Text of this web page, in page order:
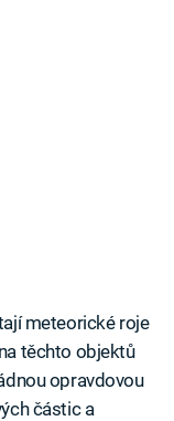
meteorické roje
těchto objektů
opravdovou
částic a